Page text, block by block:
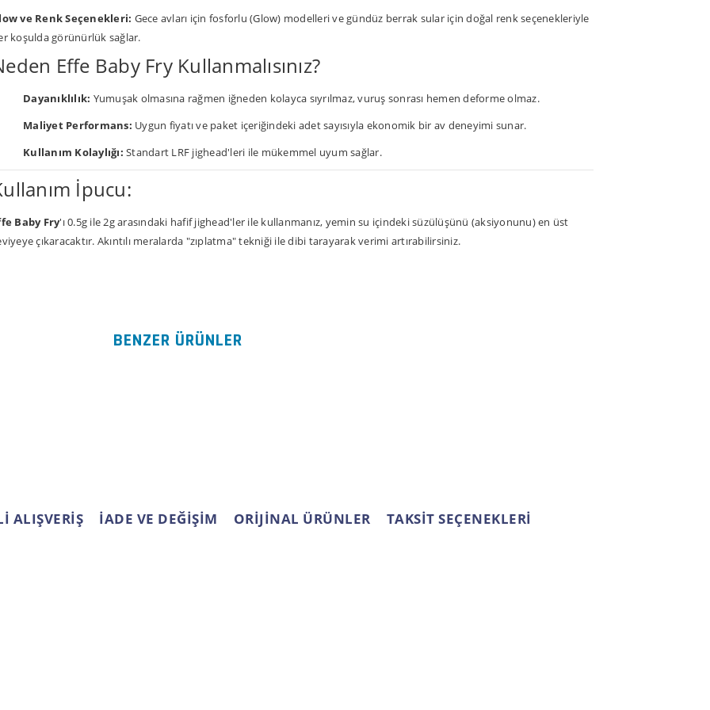
ve Renk Seçenekleri: Gece avları için fosforlu (Glow) modelleri ve gündüz berrak sular için doğal renk seçenekleriyle
koşulda görünürlük sağlar.
Effe Baby Fry Kullanmalısınız?
Dayanıklılık: Yumuşak olmasına rağmen iğneden kolayca sıyrılmaz, vuruş sonrası hemen deforme olmaz.
Maliyet Performans: Uygun fiyatı ve paket içeriğindeki adet sayısıyla ekonomik bir av deneyimi sunar.
Kullanım Kolaylığı: Standart LRF jighead'leri ile mükemmel uyum sağlar.
İpucu:
Baby Fry'ı 0.5g ile 2g arasındaki hafif jighead'ler ile kullanmanız, yemin su içindeki süzülüşünü (aksiyonunu) en üst
çıkaracaktır. Akıntılı meralarda "zıplatma" tekniği ile dibi tarayarak verimi artırabilirsiniz.
BENZER ÜRÜNLER
ALIŞVERİŞ İADE VE DEĞİŞİM ORİJİNAL ÜRÜNLER TAKSİT SEÇENEKLERİ